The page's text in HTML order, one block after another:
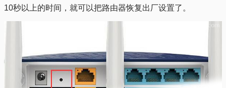
10秒以上的时间，就可以把路由器恢复出厂设置了。